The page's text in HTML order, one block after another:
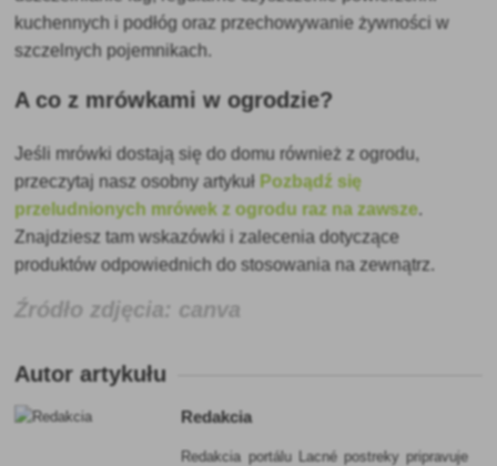
kuchennych i podłóg oraz przechowywanie żywności w
szczelnych pojemnikach.
A co z mrówkami w ogrodzie?
Jeśli mrówki dostają się do domu również z ogrodu,
przeczytaj nasz osobny artykuł Pozbądź się
przeludnionych mrówek z ogrodu raz na zawsze.
Znajdziesz tam wskazówki i zalecenia dotyczące
produktów odpowiednich do stosowania na zewnątrz.
Źródło zdjęcia: canva
Autor artykułu
Redakcia
Redakcia portálu Lacné postreky pripravuje